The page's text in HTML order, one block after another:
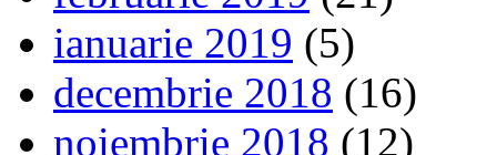
ianuarie 2019 (5)
decembrie 2018 (16)
noiembrie 2018 (12)